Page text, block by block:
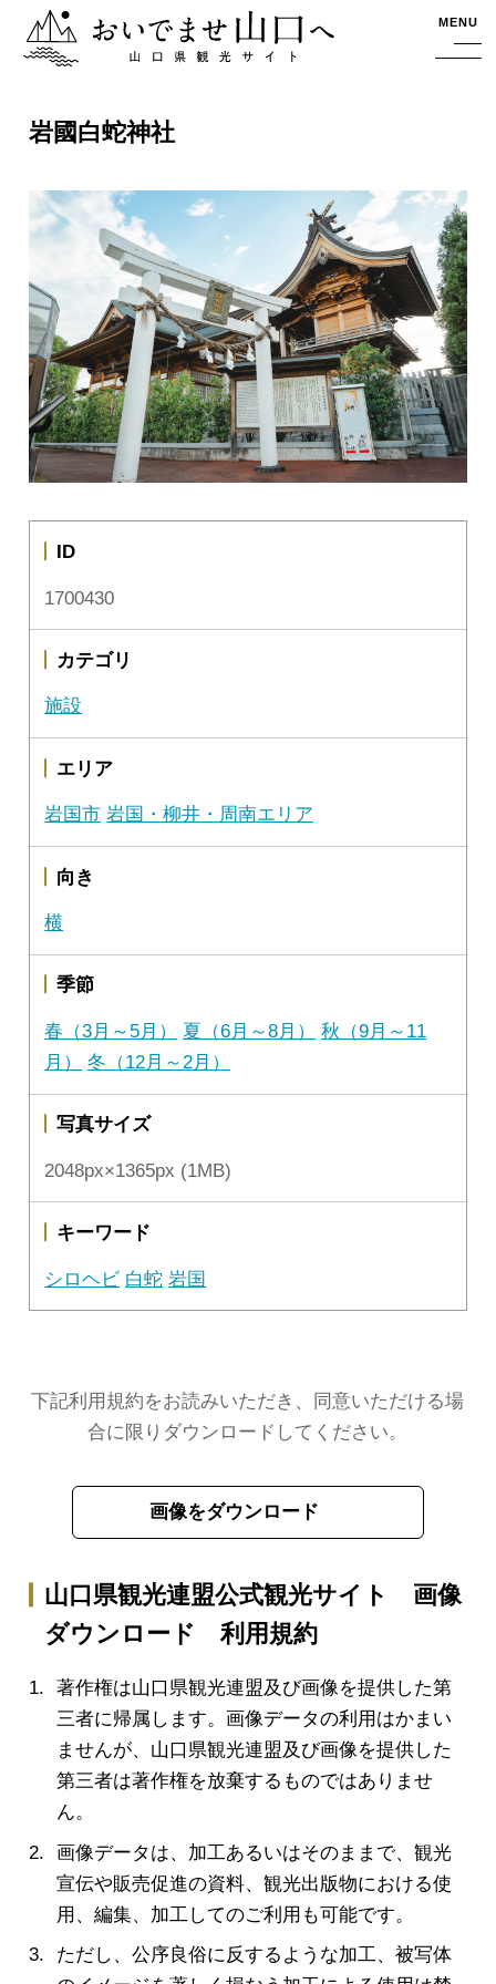
おいでませ山口へー山口県観光サイト MENU
岩國白蛇神社
ID
1700430
カテゴリ
施設
エリア
岩国市 岩国・柳井・周南エリア
向き
横
季節
春（3月～5月） 夏（6月～8月）
秋（9月～11
月）
冬（12月～2月）
写真サイズ
2048px×1365px (1MB)
キーワード
シロヘビ 白蛇 岩国
下記利用規約をお読みいただき、同意いただける場
合に限りダウンロードしてください。
画像をダウンロード
山口県観光連盟公式観光サイト 画像
ダウンロード 利用規約
著作権は山口県観光連盟及び画像を提供した第
三者に帰属します。画像データの利用はかまい
ませんが、山口県観光連盟及び画像を提供した
第三者は著作権を放棄するものではありませ
ん。
画像データは、加工あるいはそのままで、観光
宣伝や販売促進の資料、観光出版物における使
用、編集、加工してのご利用も可能です。
ただし、公序良俗に反するような加工、被写体